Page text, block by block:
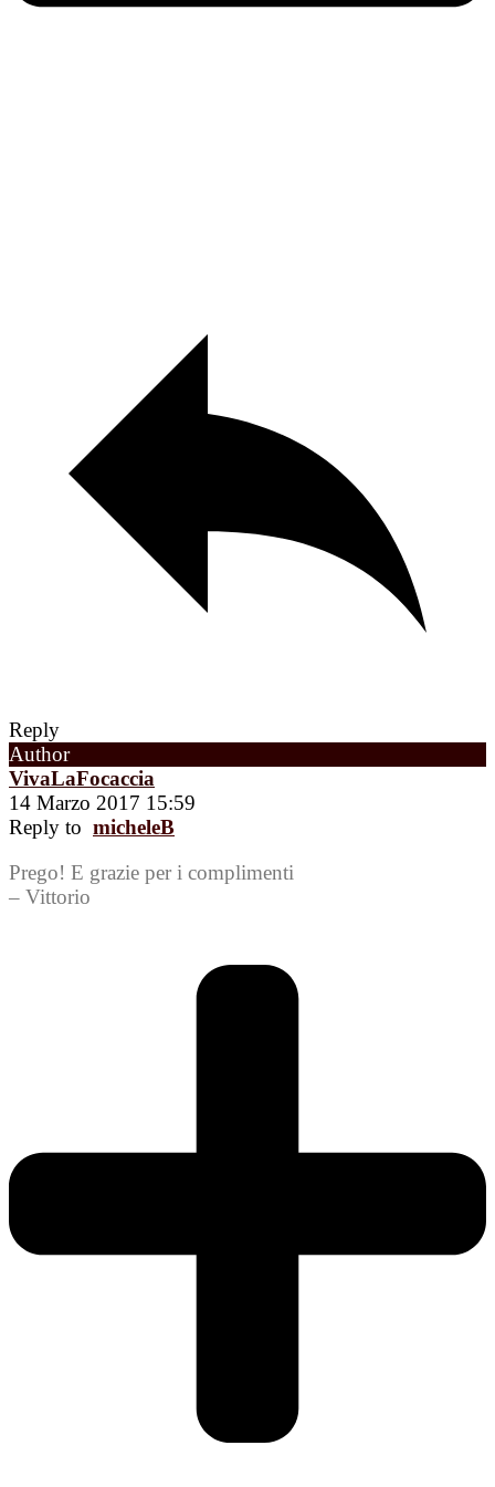
Reply
Author
VivaLaFocaccia
14 Marzo 2017 15:59
Reply to micheleB
Prego! E grazie per i complimenti
– Vittorio